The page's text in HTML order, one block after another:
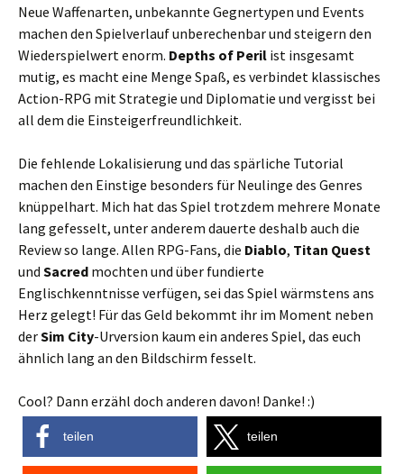
Neue Waffenarten, unbekannte Gegnertypen und Events
machen den Spielverlauf unberechenbar und steigern den
Wiederspielwert enorm. Depths of Peril ist insgesamt
mutig, es macht eine Menge Spaß, es verbindet klassisches
Action-RPG mit Strategie und Diplomatie und vergisst bei
all dem die Einsteigerfreundlichkeit.
Die fehlende Lokalisierung und das spärliche Tutorial
machen den Einstige besonders für Neulinge des Genres
knüppelhart. Mich hat das Spiel trotzdem mehrere Monate
lang gefesselt, unter anderem dauerte deshalb auch die
Review so lange. Allen RPG-Fans, die Diablo, Titan Quest
und Sacred mochten und über fundierte
Englischkenntnisse verfügen, sei das Spiel wärmstens ans
Herz gelegt! Für das Geld bekommt ihr im Moment neben
derSim City-Urversion kaum ein anderes Spiel, das euch
ähnlich lang an den Bildschirm fesselt.
Cool? Dann erzähl doch anderen davon! Danke! :)
teilen teilen